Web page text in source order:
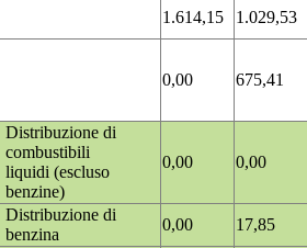
1.614,15
1.029,53
0,00 675,41
Distribuzione di
combustibili
liquidi (escluso
benzine)
0,00 0,00
Distribuzione di
benzina
0,00
17,85